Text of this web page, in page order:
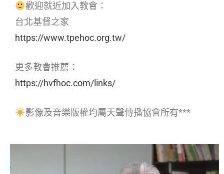
歡迎就近加入教會：
台北基督之家
https://www.tpehoc.org.tw/
更多教會推薦：
https://hvfhoc.com/links/
影像及音樂版權均屬天聲傳播協會所有***